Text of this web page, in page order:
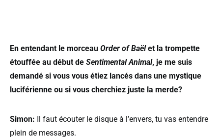
En entendant le morceau Order of Baëlet la trompette
étouffée au début de Sentimental Animal, je me suis
demandé si vous vous étiez lancés dans une mystique
luciférienne ou si vous cherchiez juste la merde?
Simon: Il faut écouter le disque à l’envers, tu vas entendre
plein de messages.